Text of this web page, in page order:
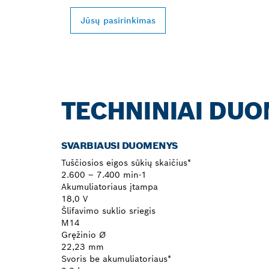
Jūsų pasirinkimas
TECHNINIAI
SVARBIAUSI DUOMENYS
Tuščiosios eigos sūkių skaičius*
2.600 – 7.400 min-1
Akumuliatoriaus įtampa
18,0 V
Šlifavimo suklio sriegis
M14
Gręžinio Ø
22,23 mm
Svoris be akumuliatoriaus*